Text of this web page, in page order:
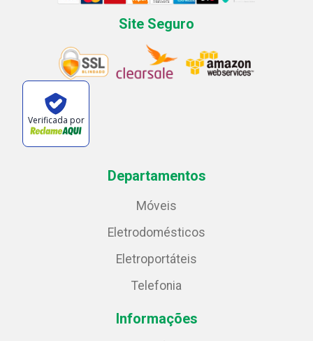
Site Seguro
Verificada por
Departamentos
Móveis
Eletrodomésticos
Eletroportáteis
Telefonia
Informações